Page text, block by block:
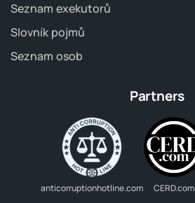
Seznam exekutorů
Slovník pojmů
Seznam osob
Partners
anticorruptionhotline.com CERD.com